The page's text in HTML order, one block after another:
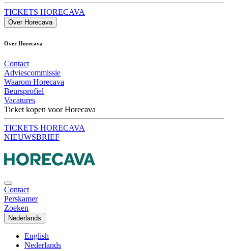
TICKETS HORECAVA
Over Horecava
Over Horecava
Contact
Adviescommissie
Waarom Horecava
Beursprofiel
Vacatures
Ticket kopen voor Horecava
TICKETS HORECAVA
NIEUWSBRIEF
Contact
Perskamer
Zoeken
Nederlands
English
Nederlands